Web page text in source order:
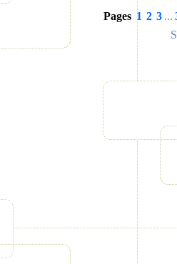
Pages 1 2 3 ...